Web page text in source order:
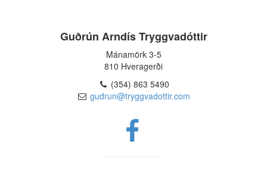
Guðrún Arndís Tryggvadóttir
Mánamörk 3-5
810 Hveragerði
(354) 863 5490
gudrun@tryggvadottir.com